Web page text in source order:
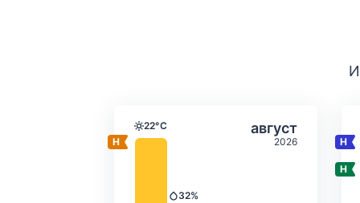
август
2026
Средна месечна
Температура
22°C
Валежи
32%
Избери